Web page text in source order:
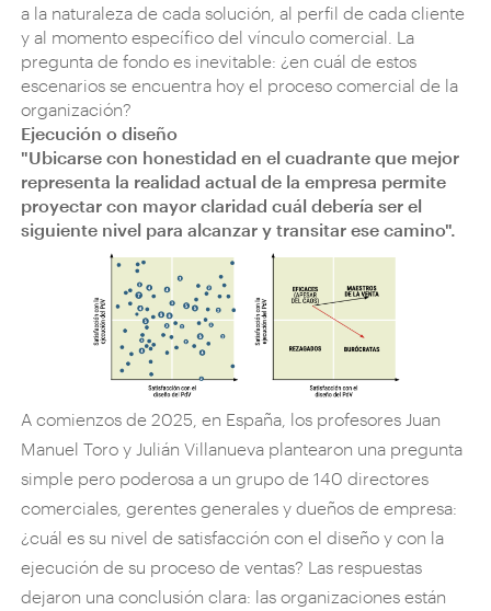
a la naturaleza de cada solución, al perfil de cada cliente
y al momento específico del vínculo comercial. La
pregunta de fondo es inevitable: ¿en cuál de estos
escenarios se encuentra hoy el proceso comercial de la
organización?
Ejecución o diseño
"Ubicarse con honestidad en el cuadrante que mejor
representa la realidad actual de la empresa permite
proyectar con mayor claridad cuál debería ser el
siguiente nivel para alcanzar y transitar ese camino".
A comienzos de 2025, en España, los profesores Juan
Manuel Toro y Julián Villanueva plantearon una pregunta
simple pero poderosa a un grupo de 140 directores
comerciales, gerentes generales y dueños de empresa:
¿cuál es su nivel de satisfacción con el diseño y con la
ejecución de su proceso de ventas? Las respuestas
dejaron una conclusión clara: las organizaciones están